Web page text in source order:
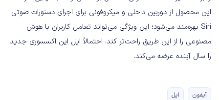
این محصول از دوربین داخلی و میکروفونی برای اجرای دستورات صوتی
Siri بهره‌مند می‌شود؛ این ویژگی می‌تواند تعامل کاربران با هوش
مصنوعی را از این طریق راحت‌تر کند. احتمالاً اپل این اکسسوری جدید
را سال آینده عرضه می‌کند.
آیفون اپل